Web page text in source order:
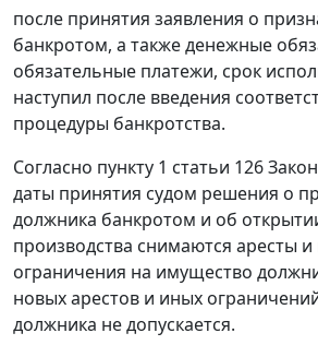
после принятия заявления о
банкротом, а также денежные
обязательные платежи, срок
наступил после введения
процедуры банкротства.
Согласно пункту 1 статьи 126
даты принятия судом решения о
должника банкротом и об
производства снимаются аресты
ограничения на имущество
новых арестов и иных
должника не допускается.